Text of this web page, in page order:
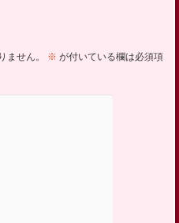
ません。 ※ が付いている欄は必須項